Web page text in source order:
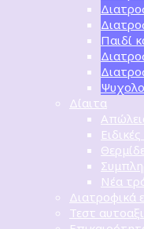
Παιδί
Δίαιτα
Νέα
Διατροφικά
Τεστ